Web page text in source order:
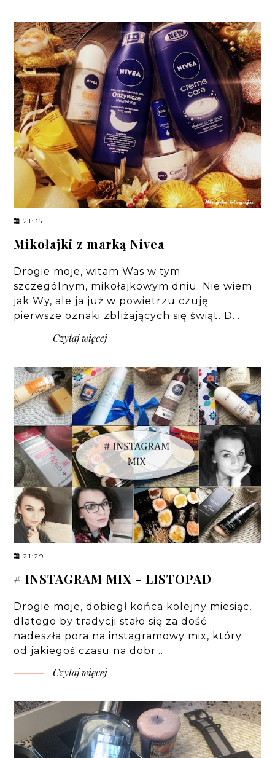
21:35
Mikołajki z marką Nivea
Drogie moje, witam Was w tym
szczególnym, mikołajkowym dniu. Nie wiem
jak Wy, ale ja już w powietrzu czuję
pierwsze oznaki zbliżających się świąt. D…
Czytaj więcej
21:29
# INSTAGRAM MIX - LISTOPAD
Drogie moje, dobiegł końca kolejny miesiąc,
dlatego by tradycji stało się za dość
nadeszła pora na instagramowy mix, który
od jakiegoś czasu na dobr…
Czytaj więcej